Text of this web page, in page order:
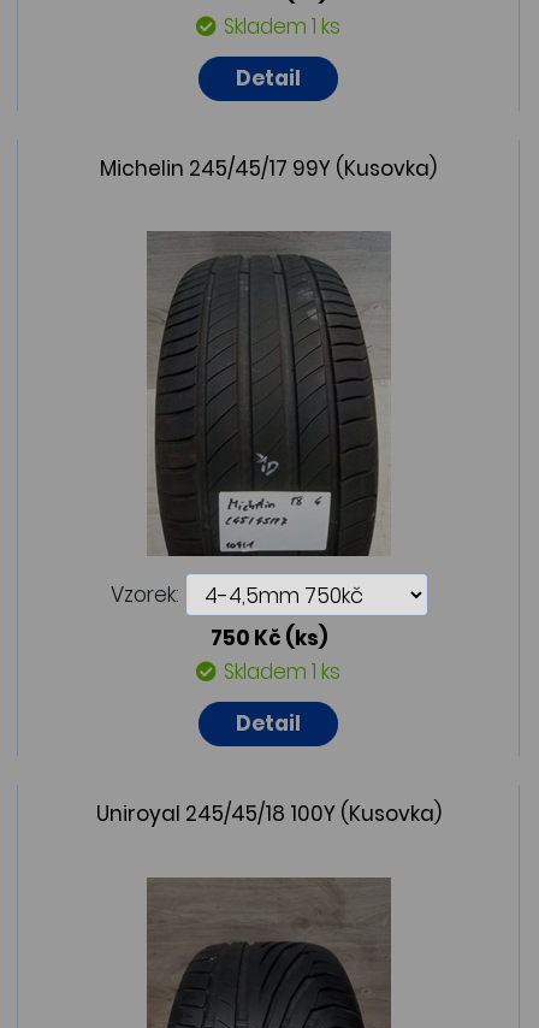
Skladem 1 ks
Detail
Michelin 245/45/17 99Y (Kusovka)
Vzorek:
750 Kč (ks)
Skladem 1 ks
Detail
Uniroyal 245/45/18 100Y (Kusovka)